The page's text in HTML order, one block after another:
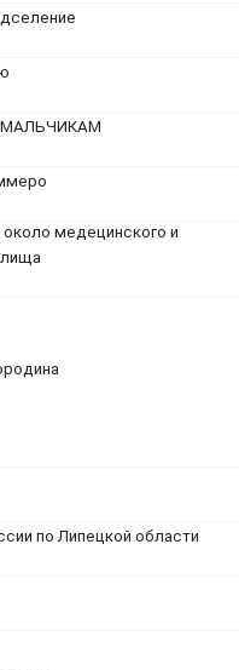
медецинского и
по Липецкой области